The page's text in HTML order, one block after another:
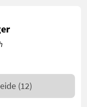
(12)